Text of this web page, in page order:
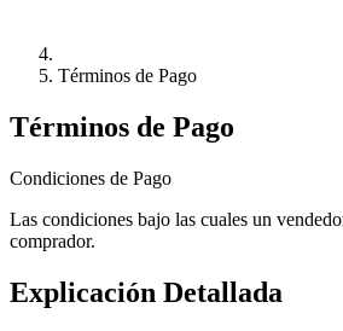
Términos de Pago
Términos de Pago
Condiciones de Pago
Las condiciones bajo las cuales un
comprador.
Explicación Detallada